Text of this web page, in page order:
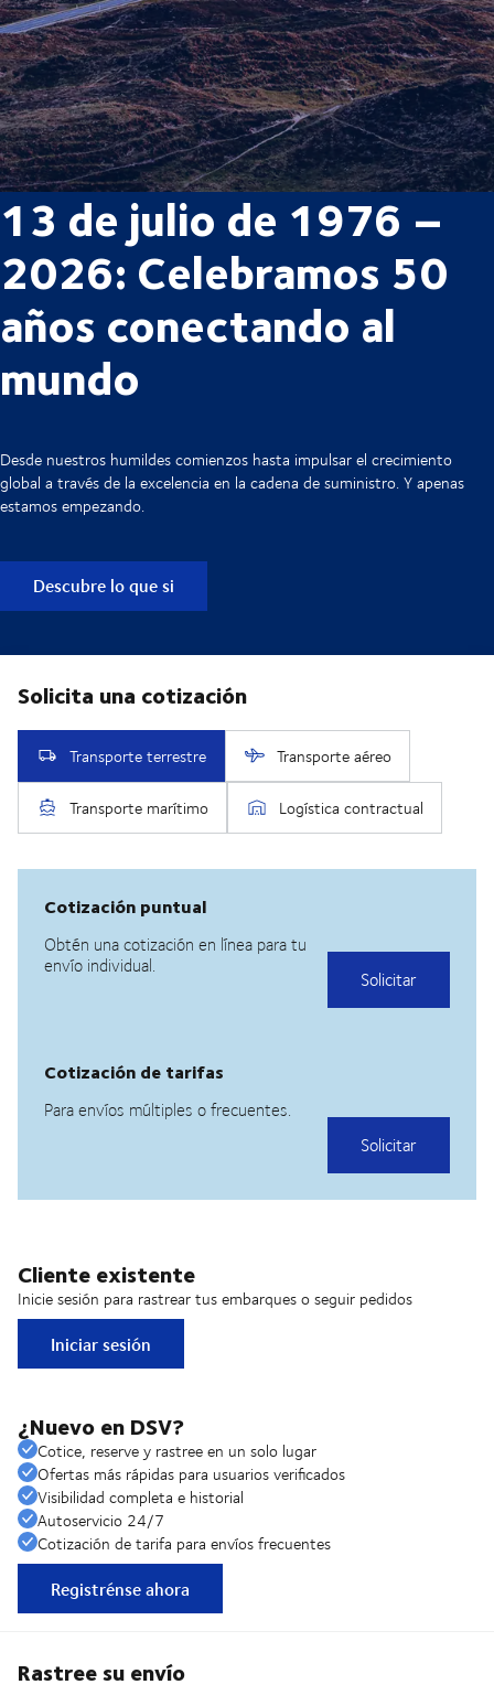
13 de julio de 1976 –
2026: Celebramos 50
años conectando al
mundo
Desde nuestros humildes comienzos hasta impulsar el crecimiento
global a través de la excelencia en la cadena de suministro. Y apenas
estamos empezando.
Descubre lo que si
Cliente existente
Inicie sesión para rastrear tus embarques o seguir pedidos
Iniciar sesión
¿Nuevo en DSV?
Cotice, reserve y rastree en un solo lugar
Ofertas más rápidas para usuarios verificados
Visibilidad completa e historial
Autoservicio 24/7
Cotización de tarifa para envíos frecuentes
Registrénse ahora
Rastree su envío